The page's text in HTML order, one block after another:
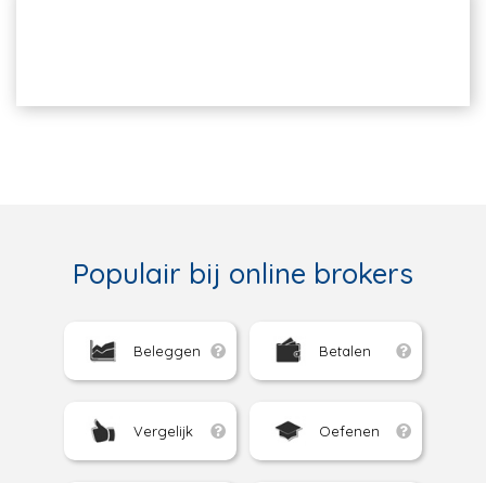
Populair bij online brokers
Beleggen Betalen
Vergelijk Oefenen